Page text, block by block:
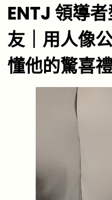
ENTJ 領導
友｜用人像
懂他的驚喜